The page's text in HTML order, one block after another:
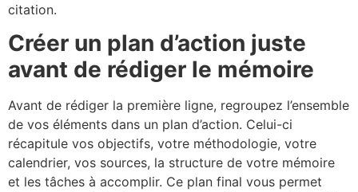
citation.
Créer un plan d’action juste
avant de rédiger le mémoire
Avant de rédiger la première ligne, regroupez l’ensemble
de vos éléments dans un plan d’action. Celui-ci
récapitule vos objectifs, votre méthodologie, votre
calendrier, vos sources, la structure de votre mémoire
et les tâches à accomplir. Ce plan final vous permet